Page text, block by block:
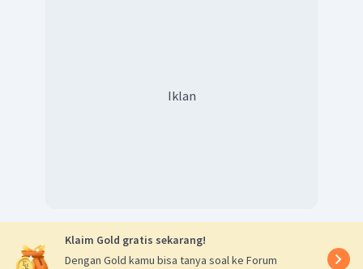
terbentuk dapat digambarkan sebagai berikut.
Iklan
Klaim Gold gratis sekarang!
Dengan Gold kamu bisa tanya soal ke Forum